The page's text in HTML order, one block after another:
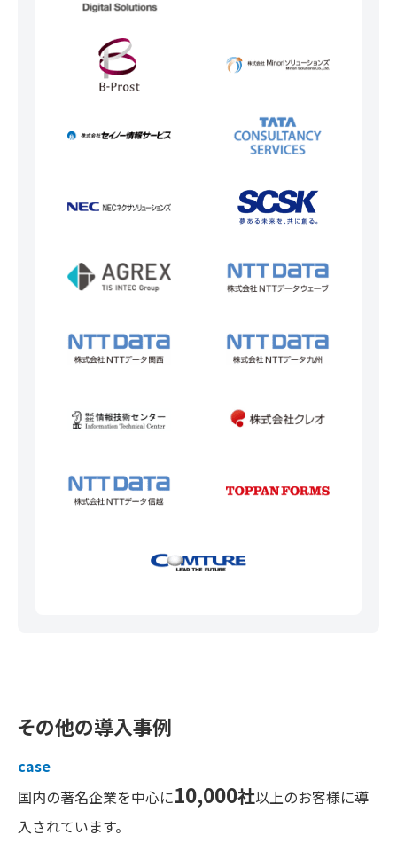
その他の導入事例
case
国内の著名企業を中心に10,000社以上のお客様に導
入されています。